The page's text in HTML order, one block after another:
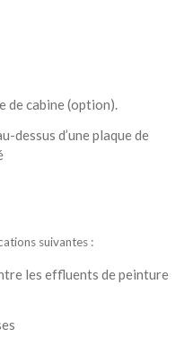
de cabine (option).
dessus d’une plaque de
suivantes :
les effluents de peinture